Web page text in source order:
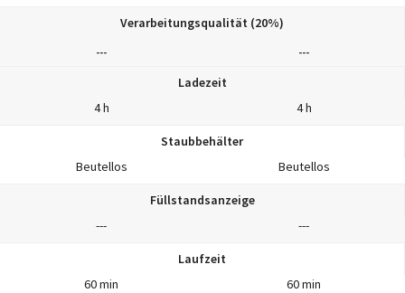
Verarbeitungsqualität (20%)
--- ---
Ladezeit
4 h
4 h
Staubbehälter
Beutellos
Beutellos
Füllstandsanzeige
---
---
Laufzeit
60 min
60 min